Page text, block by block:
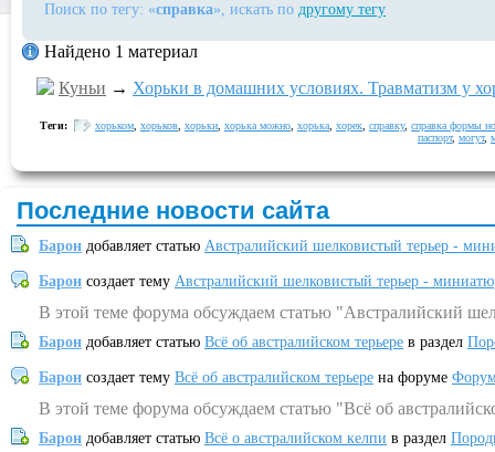
Поиск по тегу: «справка», искать по другому тегу
Найдено 1 материал
Куньи → Хорьки в домашних условиях. Травматизм у
Теги: хорьком хорьков хорьки хорька можно хорька хорек справку, справка формы
паспорт, могут,
Последние новости сайта
Барон добавляет статью Австралийский шелковистый терьер -
Барон создает тему Австралийский шелковистый терьер -
В этой теме форума обсуждаем статью "Австралийский
Барон добавляет статью Всё об австралийском терьере в раздел
Барон создает тему Всё об австралийском терьере на форуме
В этой теме форума обсуждаем статью "Всё об
Барон добавляет статью Всё о австралийском келпи в раздел